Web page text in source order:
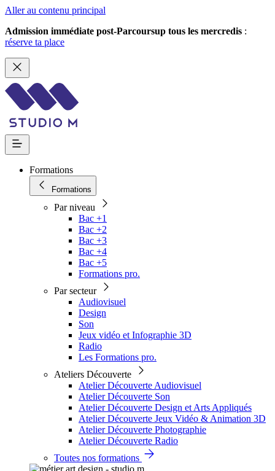
Aller au contenu principal
Admission immédiate post-Parcoursup tous les mercredis :
réserve ta place
Formations
Formations
Par niveau
Bac +1
Bac +2
Bac +3
Bac +4
Bac +5
Formations pro.
Par secteur
Audiovisuel
Design
Son
Jeux vidéo et Infographie 3D
Radio
Les Formations pro.
Ateliers Découverte
Atelier Découverte Audiovisuel
Atelier Découverte Son
Atelier Découverte Design et Arts Appliqués
Atelier Découverte Jeux Vidéo & Animation 3D
Atelier Découverte Photographie
Atelier Découverte Radio
Toutes nos formations